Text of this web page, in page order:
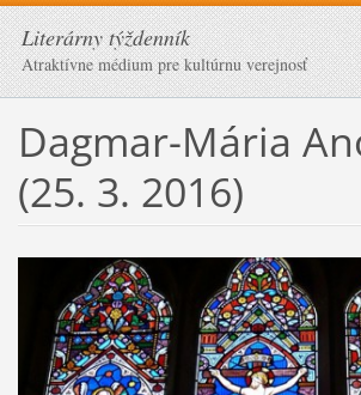
Literárny týždenník
Atraktívne médium pre kultúrnu verejnosť
Dagmar-Mária
(25. 3. 2016)